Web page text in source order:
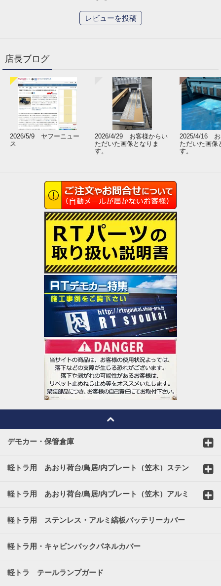
レビューを投稿
店長ブログ
2026/5/9 ヤフーニュー
ス
2026/4/29 お客様からい
ただいた画像となりま
す。
2025/4/16 お
ただいた画像
す。
デモカー・保管倉庫
軽トラ用 あおり荷台/鳥居/内プレート（笠木）ステン
軽トラ用 あおり荷台/鳥居/内プレート（笠木）アルミ
軽トラ用 ステンレス・アルミ縞板バッテリーカバー
軽トラ用・キャビンバックパネルカバー
軽トラ テールランプガード